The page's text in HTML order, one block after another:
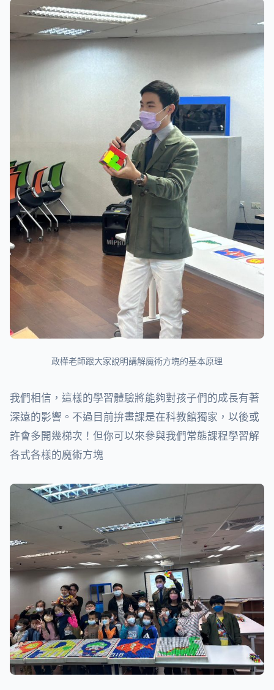
政樺老師跟大家說明講解魔術方塊的基本原理
我們相信，這樣的學習體驗將能夠對孩子們的成長有著
深遠的影響。不過目前拚畫課是在科教館獨家，以後或
許會多開幾梯次！但你可以來參與我們常態課程學習解
各式各樣的魔術方塊